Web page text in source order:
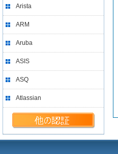
Arista
ARM
Aruba
ASIS
ASQ
Atlassian